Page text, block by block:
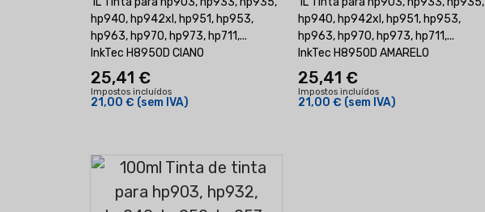
hp940, hp942xl, hp951, hp953,
hp963, hp970, hp973, hp711,...
InkTec H8950D CIANO
25,41 €
Impostos incluídos
21,00 € (sem IVA)
hp940, hp942xl, hp951, hp953,
hp963, hp970, hp973, hp711,...
InkTec H8950D AMARELO
25,41 €
Impostos incluídos
21,00 € (sem IVA)